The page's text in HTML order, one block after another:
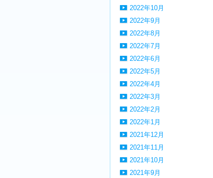
2022年10月
2022年9月
2022年8月
2022年7月
2022年6月
2022年5月
2022年4月
2022年3月
2022年2月
2022年1月
2021年12月
2021年11月
2021年10月
2021年9月